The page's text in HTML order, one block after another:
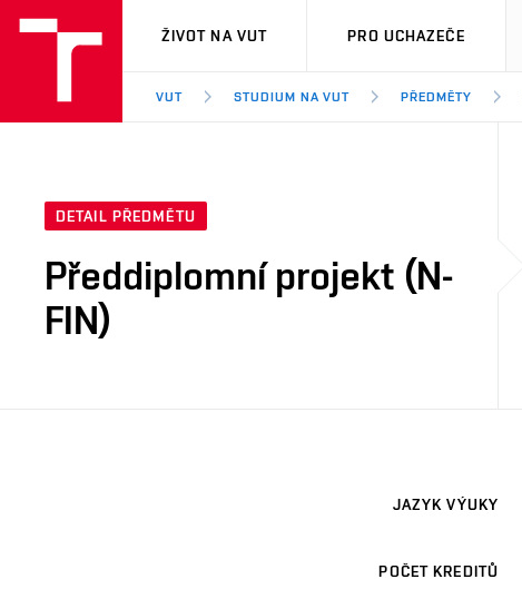
VUT
ŽIVOT NA VUT PRO UCHAZEČE
VUT STUDIUM NA VUT PŘEDMĚTY
DETAIL PŘEDMĚTU
Předdiplomní projekt (N-
FIN)
JAZYK VÝUKY
POČET KREDITŮ